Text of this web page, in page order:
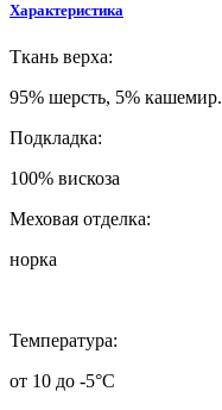
Характеристика
Ткань верха:
95% шерсть, 5% кашемир.
Подкладка:
100% вискоза
Меховая отделка:
норка
Температура:
от 10 до -5°C